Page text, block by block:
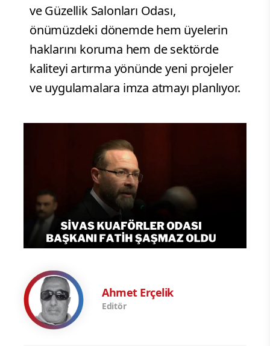
ve Güzellik Salonları Odası,
önümüzdeki dönemde hem üyelerin
haklarını koruma hem de sektörde
kaliteyi artırma yönünde yeni projeler
ve uygulamalara imza atmayı planlıyor.
Ahmet Erçelik
Editör